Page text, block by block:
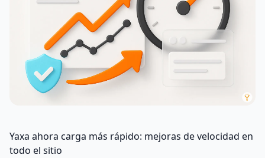
Yaxa ahora carga más rápido: mejoras de velocidad en
todo el sitio